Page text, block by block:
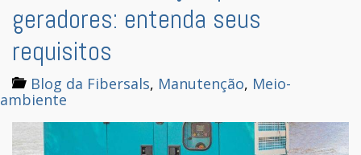
geradores: entenda seus
requisitos
Blog da Fibersals, Manutenção, Meio-
ambiente